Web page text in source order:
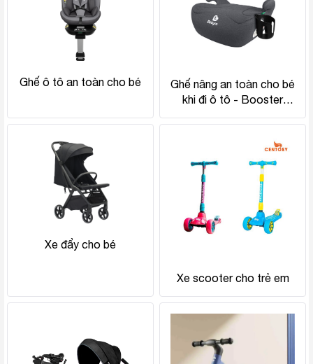
Ghế ô tô an toàn cho bé
Ghế nâng an toàn cho bé
khi đi ô tô - Booster
seat
Xe đẩy cho bé
Xe scooter cho trẻ em